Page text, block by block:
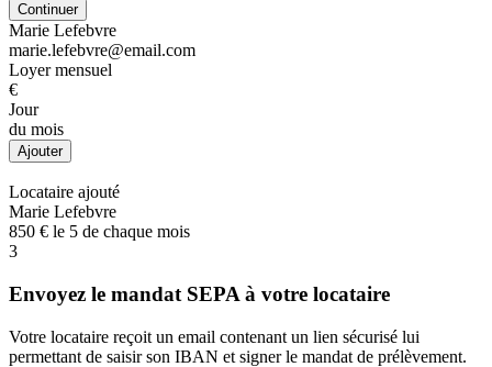
Continuer
Marie Lefebvre
marie.lefebvre@email.com
Loyer mensuel
€
Jour
du mois
Ajouter
Locataire ajouté
Marie Lefebvre
850 € le 5 de chaque mois
3
Envoyez le mandat SEPA à votre locataire
Votre locataire reçoit un email contenant un lien sécurisé lui
permettant de saisir son IBAN et signer le mandat de prélèvement.